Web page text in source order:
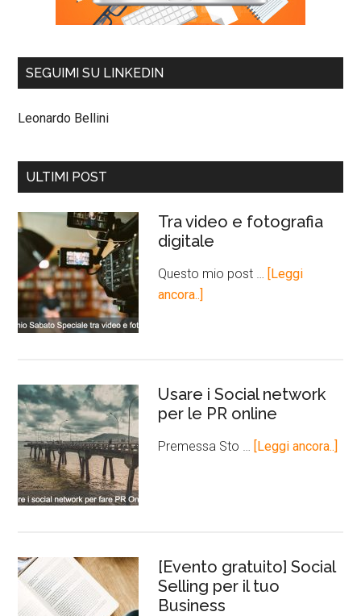
SEGUIMI SU LINKEDIN
Leonardo Bellini
ULTIMI POST
Tra video e fotografia
digitale
Questo mio post … [Leggi
ancora..]
Usare i Social network
per le PR online
Premessa Sto … [Leggi ancora..]
[Evento gratuito] Social
Selling per il tuo
Business